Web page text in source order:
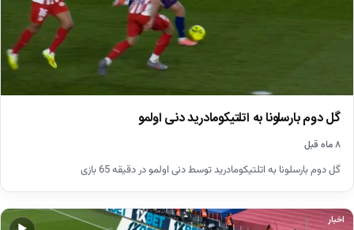
گل دوم بارسلونا به اتلتیکومادرید دنی اولمو
۸ ماه قبل
گل دوم بارسلونا به اتلتیکومادرید توسط دنی اولمو در دقیقه 65 بازی
اخبار